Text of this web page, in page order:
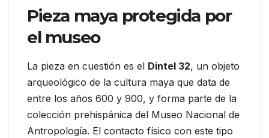
Pieza maya protegida por
el museo
La pieza en cuestión es el Dintel 32, un objeto
arqueológico de la cultura maya que data de
entre los años 600 y 900, y forma parte de la
colección prehispánica del Museo Nacional de
Antropología. El contacto físico con este tipo